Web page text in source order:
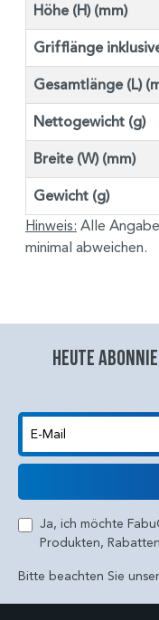
Höhe (H) (mm)
Grifflänge
Gesamtlänge (L)
Nettogewicht (g)
Breite (W) (mm)
Gewicht (g)
Hinweis: Alle
minimal abweichen.
Heute
E-Mail
Ja, ich möchte
Produkten,
Bitte beachten Sie